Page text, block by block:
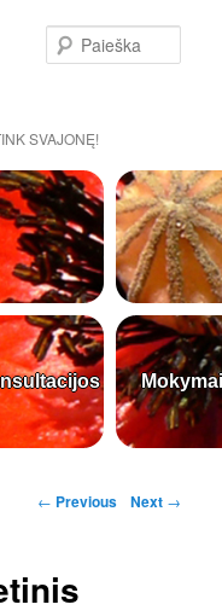
SVAJONĘ!
Mokymai
← Previous Next →